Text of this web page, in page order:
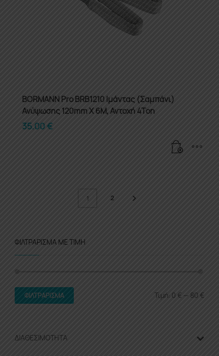
BORMANN Pro BRB1210 Ιμάντας (Σαμπάνι)
Ανύψωσης 120mm X 6M, Αντοχή 4Ton
35.00€
1 2
ΦΙΛΤΡΆΡΙΣΜΑ ΜΕ ΤΙΜΉ
ΦΙΛΤΡΆΡΙΣΜΑ Τιμή: 0 € — 80 €
ΔΙΑΘΕΣΙΜΌΤΗΤΑ